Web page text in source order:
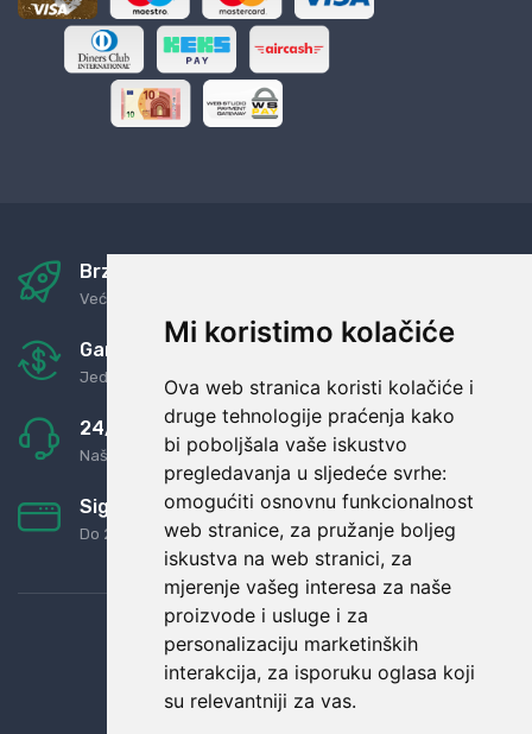
Mi koristimo kolačiće
Ova web stranica koristi kolačiće i
druge tehnologije praćenja kako
bi poboljšala vaše iskustvo
pregledavanja u sljedeće svrhe:
omogućiti osnovnu funkcionalnost
web stranice, za pružanje boljeg
iskustva na web stranici, za
mjerenje vašeg interesa za naše
proizvode i usluge i za
personalizaciju marketinških
interakcija, za isporuku oglasa koji
su relevantniji za vas.
Brza i sigurna dostava
Već za nekoliko dana kod vas
Garancija u povrat novaca
Jednostavno pravilo: Roba za novac
24/7 odlična podrška
Naši agenti uvijek na raspolaganju
Sigurno obročno plaćanje
Do 24 rata bez kamata